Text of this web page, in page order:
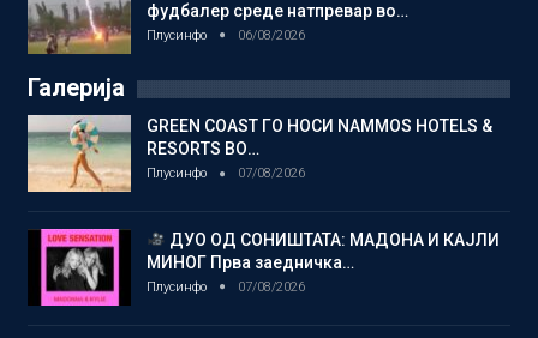
фудбалер среде натпревар во…
Плусинфо 06/08/2026
Галерија
GREEN COAST ГО НОСИ NAMMOS HOTELS &
RESORTS ВО…
Плусинфо 07/08/2026
ДУО ОД СОНИШТАТА: МАДОНА И КАЈЛИ
МИНОГ Прва заедничка…
Плусинфо 07/08/2026